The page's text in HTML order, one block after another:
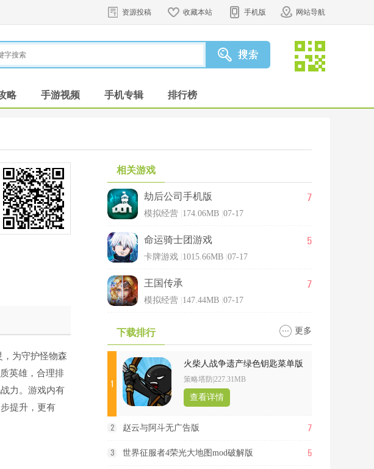
资源投稿 收藏本站 手机版 网站导航
略 手游视频 手机专辑 排行榜
为守护怪物森
英雄，合理排
力。游戏内有
提升，更有
相关游戏
劫后公司手机版
模拟经营 174.06MB 07-17
7
命运骑士团游戏
卡牌游戏 1015.66MB 07-17
5
王国传承
模拟经营 147.44MB 07-17
7
下载排行 更多
1
火柴人战争遗产绿色钥匙菜单版
策略塔防 227.31MB
查看详情
2 赵云与阿斗无广告版 7
3 世界征服者4荣光大地图mod破解版 5